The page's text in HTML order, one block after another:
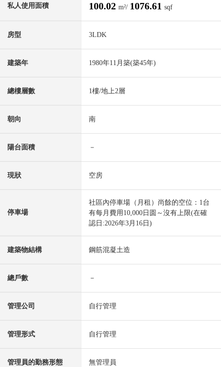
私人使用面積 100.02 m²/ 1076.61 sqf
房型 3LDK
建築年 1980年11月築(築45年)
總樓層數 1樓/地上2層
朝向 南
陽台面積 －
現狀 空房
停車場
社區內停車場（月租）尚餘的空位：1台
有每月費用10,000日圆～沒有上限(在確
認日:2026年3月16日)
建築物結構 鋼筋混凝土造
總戶數 －
管理公司 自行管理
管理形式 自行管理
管理員的勤務形態 無管理員